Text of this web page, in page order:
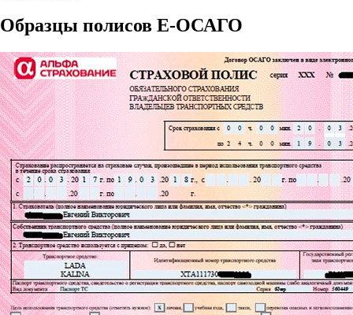
Образцы полисов E-ОСАГО